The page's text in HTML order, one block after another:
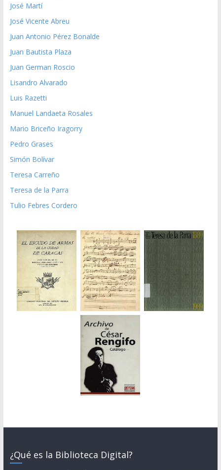
José Martí
José Vicente Abreu
Juan Antonio Pérez Bonalde
Juan Bautista Plaza
Juan German Roscio
Lisandro Alvarado
Luis Razetti
Manuel Landaeta Rosales
Mario Briceño Iragorry
Pedro Grases
Simón Bolívar
Teresa Carreño
Teresa de la Parra
Tulio Febres Cordero
¿Qué es la Biblioteca Digital?